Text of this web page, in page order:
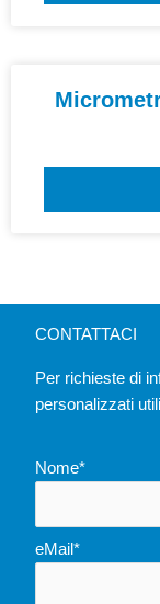
CONTATTACI
Per richieste di
personalizzati
Nome*
eMail*